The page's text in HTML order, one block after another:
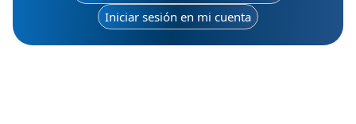
Iniciar sesión en mi cuenta